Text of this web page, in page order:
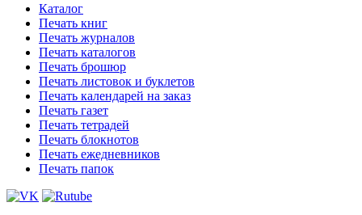
Каталог
Печать книг
Печать журналов
Печать каталогов
Печать брошюр
Печать листовок и буклетов
Печать календарей на заказ
Печать газет
Печать тетрадей
Печать блокнотов
Печать ежедневников
Печать папок